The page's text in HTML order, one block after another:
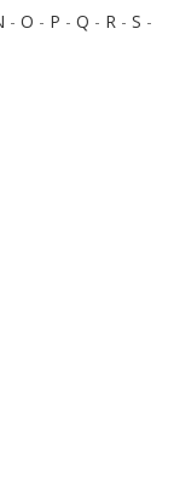
- O - P - Q - R - S -